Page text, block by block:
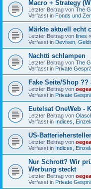
Macro + Strategy
Letzter Beitrag von The
Verfasst in Fonds und
Märkte aktuell echt
Letzter Beitrag von Iines «
Verfasst in Devisen,
Nachtti schlampen
Letzter Beitrag von The
Verfasst in Private
Fake Seite/Shop
Letzter Beitrag von
Verfasst in Private
Eutelsat OneWeb -
Letzter Beitrag von
Verfasst in Indices,
US-
Letzter Beitrag von
Verfasst in Indices,
Nur Schrott? Wir
Werbung steckt
Letzter Beitrag von
Verfasst in Private